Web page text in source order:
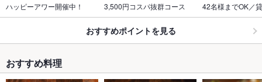
ハッピーアワー開催中！ 3,500円コスパ抜群コース 42名様までOK／
おすすめポイントを見る
おすすめ料理